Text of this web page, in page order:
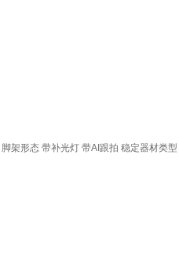
脚架形态 带补光灯 带AI跟拍 稳定器材类型